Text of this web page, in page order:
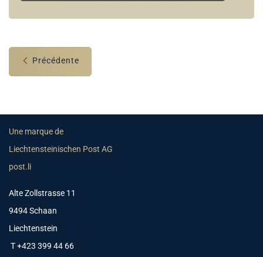
Précédente
Une marque de
Liechtensteinischen Post AG
post.li
Alte Zollstrasse 11
9494 Schaan
Liechtenstein
T +423 399 44 66